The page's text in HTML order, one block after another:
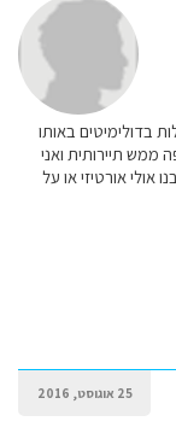
לילות בדולימיטים באותו
ממש תיירותית ואני
אורטיזי או על
25 אוגוסט, 2016